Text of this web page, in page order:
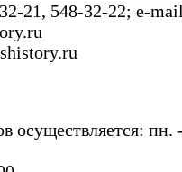
21, 548-32-22; e-
осуществляется: пн.